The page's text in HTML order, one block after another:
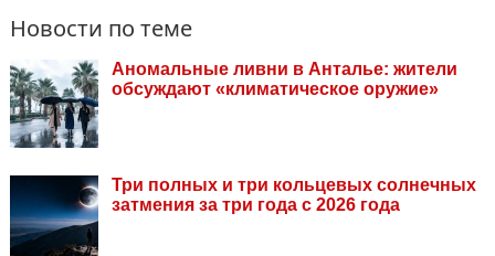
Новости по теме
Аномальные ливни в Анталье: жители
обсуждают «климатическое оружие»
Три полных и три кольцевых солнечных
затмения за три года с 2026 года